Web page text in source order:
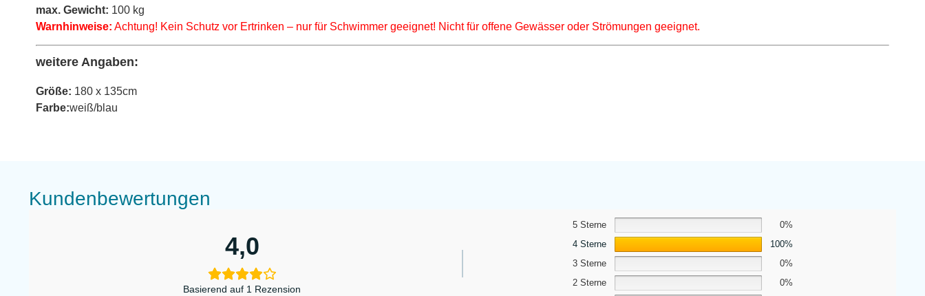
max. Gewicht: 100 kg
Warnhinweise: Achtung! Kein Schutz vor Ertrinken – nur für Schwimmer geeignet! Nicht für offene Gewässer oder Strömungen geeignet.
weitere Angaben:
Größe: 180 x 135cm
Farbe:weiß/blau
Kundenbewertungen
4,0
Basierend auf 1 Rezension
5 Sterne
0%
4 Sterne
100%
3 Sterne
0%
2 Sterne
0%